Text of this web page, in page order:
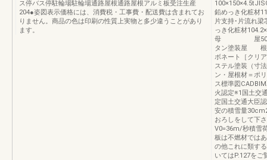
ス停バス停駐輪場駐輪場通路屋根通路屋根アルミ板受注生産
204●姿図表示価格には、消費税・工事費・配送費は含まれてお
りません。商品の色は印刷の性質上実物と多少違うことがあり
ます。
鉛めっき化粧材
片支持･片流れ
っき化粧材
母 屋
タン塗装屋 根
ボネート［クリ
ステル塗装（寸
ン・屋根材＝ポ
ス標準図
火認定※1国土交
定国土交通大臣
安の積雪量
おろしをして下
V0=36m/秒積雪
板は不燃材では
の他これに類す
いてはP.127をご